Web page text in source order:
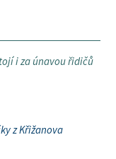
i za únavou řidičů
z Křižanova